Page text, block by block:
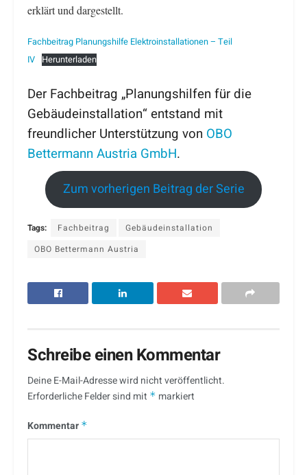
erklärt und dargestellt.
Fachbeitrag Planungshilfe Elektroinstallationen – Teil
IV
Herunterladen
Der Fachbeitrag „Planungshilfen für die
Gebäudeinstallation“ entstand mit
freundlicher Unterstützung von OBO
Bettermann Austria GmbH.
Zum vorherigen Beitrag der Serie
Tags: Fachbeitrag
Gebäudeinstallation
OBO Bettermann Austria
Schreibe einen Kommentar
Deine E-Mail-Adresse wird nicht veröffentlicht.
Erforderliche Felder sind mit * markiert
Kommentar *